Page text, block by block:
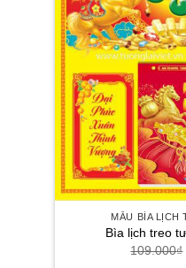
MẪU BÌA LỊCH
Bìa lịch treo
109.000₫